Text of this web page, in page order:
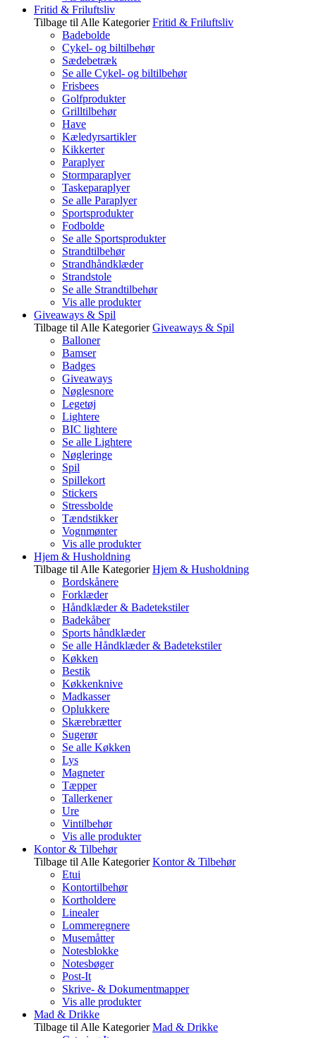
Fritid & Friluftsliv
Tilbage til Alle Kategorier Fritid & Friluftsliv
Badebolde
Cykel- og biltilbehør
Sædebetræk
Se alle Cykel- og biltilbehør
Frisbees
Golfprodukter
Grilltilbehør
Have
Kæledyrsartikler
Kikkerter
Paraplyer
Stormparaplyer
Taskeparaplyer
Se alle Paraplyer
Sportsprodukter
Fodbolde
Se alle Sportsprodukter
Strandtilbehør
Strandhåndklæder
Strandstole
Se alle Strandtilbehør
Vis alle produkter
Giveaways & Spil
Tilbage til Alle Kategorier Giveaways & Spil
Balloner
Bamser
Badges
Giveaways
Nøglesnore
Legetøj
Lightere
BIC lightere
Se alle Lightere
Nøgleringe
Spil
Spillekort
Stickers
Stressbolde
Tændstikker
Vognmønter
Vis alle produkter
Hjem & Husholdning
Tilbage til Alle Kategorier Hjem & Husholdning
Bordskånere
Forklæder
Håndklæder & Badetekstiler
Badekåber
Sports håndklæder
Se alle Håndklæder & Badetekstiler
Køkken
Bestik
Køkkenknive
Madkasser
Oplukkere
Skærebrætter
Sugerør
Se alle Køkken
Lys
Magneter
Tæpper
Tallerkener
Ure
Vintilbehør
Vis alle produkter
Kontor & Tilbehør
Tilbage til Alle Kategorier Kontor & Tilbehør
Etui
Kontortilbehør
Kortholdere
Linealer
Lommeregnere
Musemåtter
Notesblokke
Notesbøger
Post-It
Skrive- & Dokumentmapper
Vis alle produkter
Mad & Drikke
Tilbage til Alle Kategorier Mad & Drikke